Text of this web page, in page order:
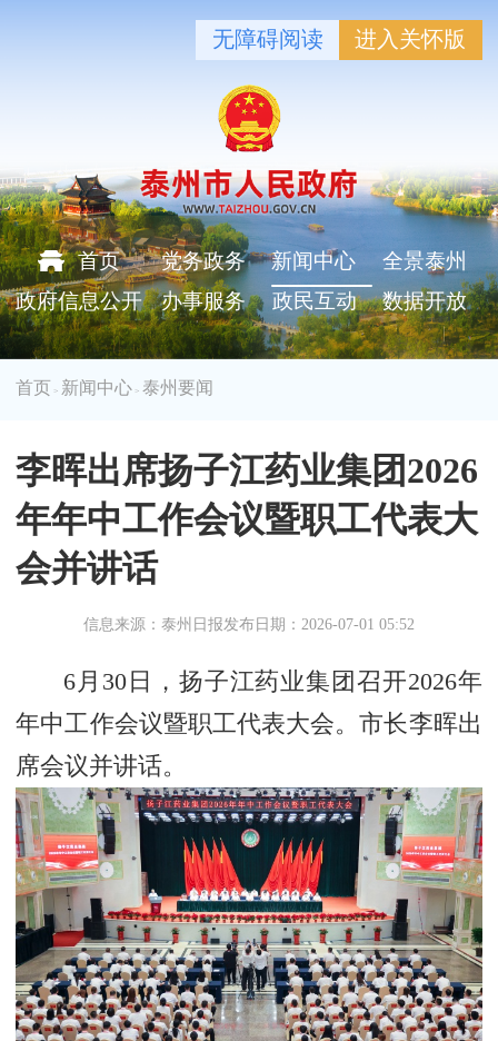
无障碍阅读 进入关怀版
首页 党务政务 新闻中心
全景泰州
政府信息公开
办事服务 政民互动 数据开放
首页 > 新闻中心 >泰州要闻
李晖出席扬子江药业集团2026
年年中工作会议暨职工代表大
会并讲话
信息来源：泰州日报发布日期：2026-07-01 05:52
6月30日，扬子江药业集团召开2026年
年中工作会议暨职工代表大会。市长李晖出
席会议并讲话。